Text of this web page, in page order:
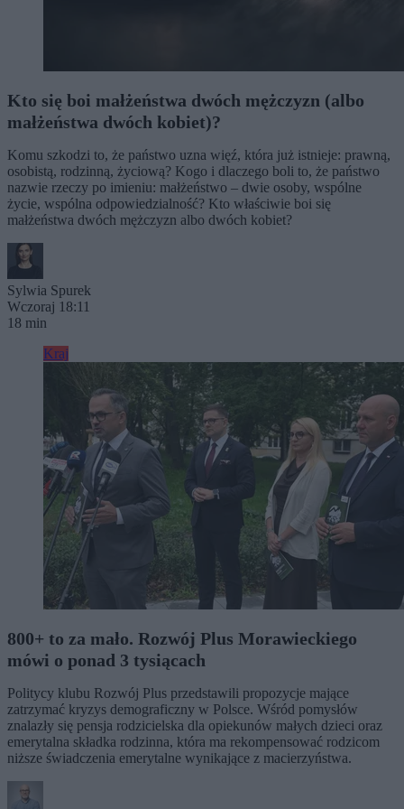
Kto się boi małżeństwa dwóch mężczyzn (albo
małżeństwa dwóch kobiet)?
Komu szkodzi to, że państwo uzna więź, która już istnieje: prawną,
osobistą, rodzinną, życiową? Kogo i dlaczego boli to, że państwo
nazwie rzeczy po imieniu: małżeństwo – dwie osoby, wspólne
życie, wspólna odpowiedzialność? Kto właściwie boi się
małżeństwa dwóch mężczyzn albo dwóch kobiet?
Sylwia Spurek
Wczoraj 18:11
18 min
Kraj
800+ to za mało. Rozwój Plus Morawieckiego
mówi o ponad 3 tysiącach
Politycy klubu Rozwój Plus przedstawili propozycje mające
zatrzymać kryzys demograficzny w Polsce. Wśród pomysłów
znalazły się pensja rodzicielska dla opiekunów małych dzieci oraz
emerytalna składka rodzinna, która ma rekompensować rodzicom
niższe świadczenia emerytalne wynikające z macierzyństwa.